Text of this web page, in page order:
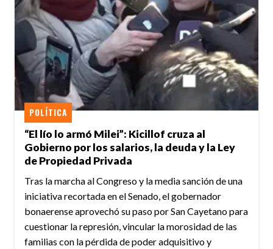
“El lío lo armó Milei”: Kicillof cruza al
Gobierno por los salarios, la deuda y la Ley
de Propiedad Privada
POLÍTICA
Tras la marcha al Congreso y la media sanción de una
iniciativa recortada en el Senado, el gobernador
bonaerense aprovechó su paso por San Cayetano para
cuestionar la represión, vincular la morosidad de las
familias con la pérdida de poder adquisitivo y